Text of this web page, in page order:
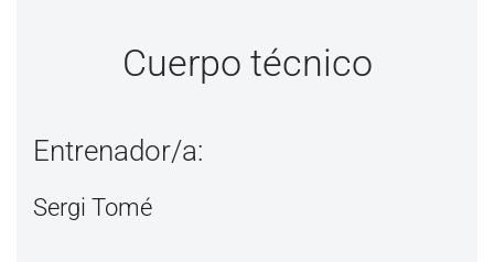
Cuerpo técnico
Entrenador/a:
Sergi Tomé